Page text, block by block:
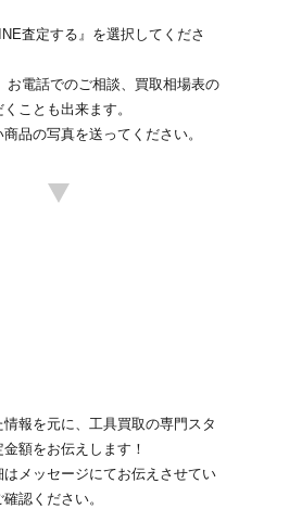
査定する』を選択してくださ
お電話でのご相談、買取相場表の
ことも出来ます。
品の写真を送ってください。
報を元に、工具買取の専門スタ
額をお伝えします！
メッセージにてお伝えさせてい
認ください。